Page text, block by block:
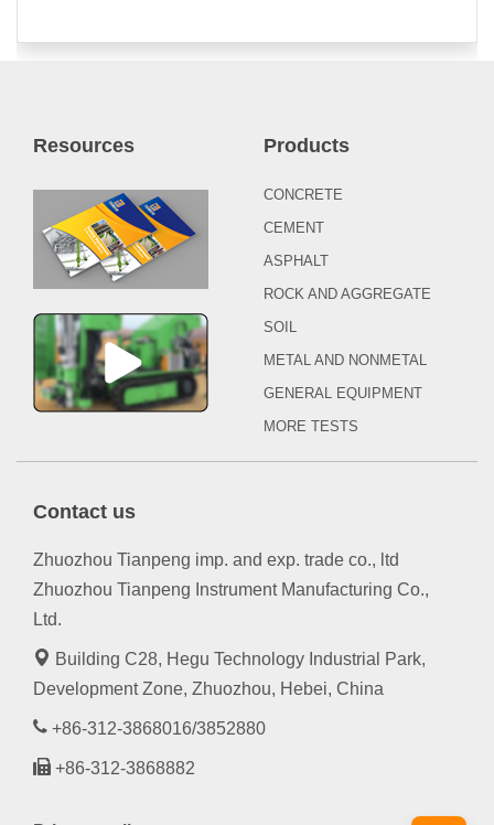
Resources Products
CONCRETE
CEMENT
ASPHALT
ROCK AND AGGREGATE
SOIL
METAL AND NONMETAL
GENERAL EQUIPMENT
MORE TESTS
Contact us
Zhuozhou Tianpeng imp. and exp. trade co., ltd
Zhuozhou Tianpeng Instrument Manufacturing Co.,
Ltd.
Building C28, Hegu Technology Industrial Park,
Development Zone, Zhuozhou, Hebei, China
+86-312-3868016/3852880
+86-312-3868882